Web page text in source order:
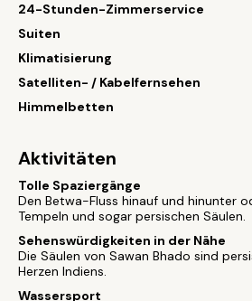
24-Stunden-Zimmerservice
Suiten
Klimatisierung
Satelliten- / Kabelfernsehen
Himmelbetten
Aktivitäten
Tolle Spaziergänge
Den Betwa-Fluss hinauf und hinunter
Tempeln und sogar persischen Säulen.
Sehenswürdigkeiten in der Nähe
Die Säulen von Sawan Bhado sind
Herzen Indiens.
Wassersport